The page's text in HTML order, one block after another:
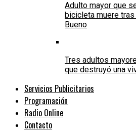
Adulto mayor que
bicicleta muere
Bueno
Tres adultos
que destruyó una
Servicios Publicitarios
Programación
Radio Online
Contacto